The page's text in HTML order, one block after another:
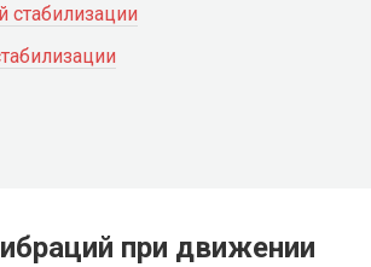
стабилизации
при движении